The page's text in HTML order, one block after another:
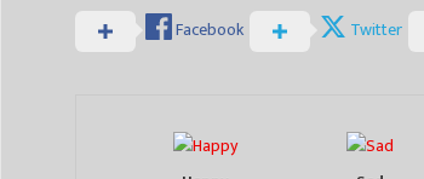
Facebook Twitter